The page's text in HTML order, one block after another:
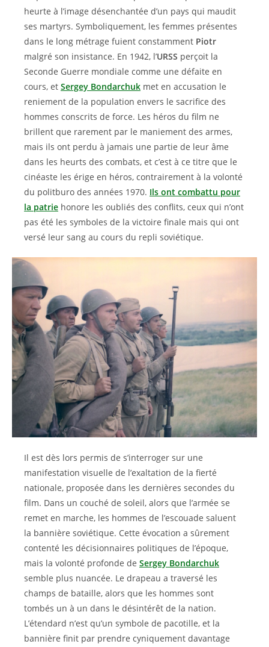
heurte à l’image désenchantée d’un pays qui maudit
ses martyrs. Symboliquement, les femmes présentes
dans le long métrage fuient constamment Piotr
malgré son insistance. En 1942, l’URSS perçoit la
Seconde Guerre mondiale comme une défaite en
cours, et Sergey Bondarchuk met en accusation le
reniement de la population envers le sacrifice des
hommes conscrits de force. Les héros du film ne
brillent que rarement par le maniement des armes,
mais ils ont perdu à jamais une partie de leur âme
dans les heurts des combats, et c’est à ce titre que le
cinéaste les érige en héros, contrairement à la volonté
du politburo des années 1970. Ils ont combattu pour
la patrie honore les oubliés des conflits, ceux qui n’ont
pas été les symboles de la victoire finale mais qui ont
versé leur sang au cours du repli soviétique.
Il est dès lors permis de s’interroger sur une
manifestation visuelle de l’exaltation de la fierté
nationale, proposée dans les dernières secondes du
film. Dans un couché de soleil, alors que l’armée se
remet en marche, les hommes de l’escouade saluent
la bannière soviétique. Cette évocation a sûrement
contenté les décisionnaires politiques de l’époque,
mais la volonté profonde de Sergey Bondarchuk
semble plus nuancée. Le drapeau a traversé les
champs de bataille, alors que les hommes sont
tombés un à un dans le désintérêt de la nation.
L’étendard n’est qu’un symbole de pacotille, et la
bannière finit par prendre cyniquement davantage